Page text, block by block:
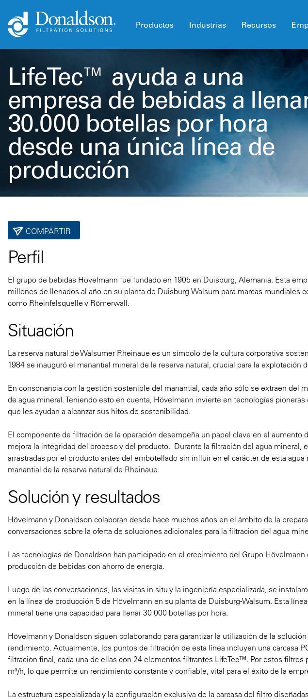
Productos Industrias Recursos
LifeTec™ ayuda a una
empresa de bebidas a
30.000 botellas por hora
desde una única línea de
producción
COMPARTIR
Perfil
El grupo de bebidas Hövelmann fue fundado en 1905 en Duisburg, Alemania. Esta
millones de llenados al año en su planta de Duisburg-Walsum para marcas mundiales
como Rheinfelsquelle y Römerwall.
Situación
La reserva natural de Walsumer Rheinaue es un símbolo de la cultura corporativa
1984 se inauguró el manantial mineral de la reserva natural, crucial para la explotación
En consonancia con la gestión sostenible del manantial, cada año sólo se extraen del
de agua mineral. Teniendo esto en cuenta, Hövelmann invierte en tecnologías
que les ayudan a alcanzar sus hitos de sostenibilidad.
El componente de filtración de la operación desempeña un papel clave en el aumento
mejora la integridad del proceso y del producto. Durante la filtración del agua mineral,
arrastradas por el producto antes del embotellado sin influir en el carácter de esta
manantial de la reserva natural de Rheinaue.
Solución y resultados
Hövelmann y Donaldson colaboran desde hace muchos años en el ámbito de la
conversaciones sobre la oferta de soluciones adicionales para la filtración del agua
Las tecnologías de Donaldson han participado en el crecimiento del Grupo
producción de bebidas con ahorro de energía.
Luego de las conversaciones, las visitas in situ y la ingeniería especializada, se
en la línea de producción 5 de Hövelmann en su planta de Duisburg-Walsum. Esta
mineral tiene una capacidad para llenar 30 000 botellas por hora.
Hövelmann y Donaldson siguen colaborando para garantizar la utilización de la
rendimiento. Actualmente, los puntos de filtración de esta línea incluyen una carcasa
filtración final, cada una de ellas con 24 elementos filtrantes LifeTec™. Por estos filtros
m³/h, lo que permite un rendimiento constante y confiable, vital para el éxito de la
La estructura especializada y la configuración exclusiva de la carcasa del filtro